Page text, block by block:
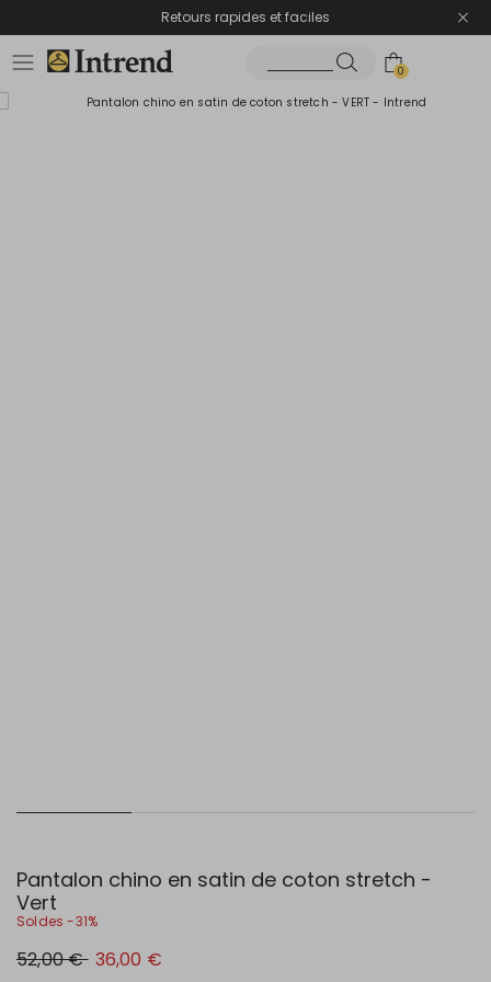
Retours rapides et faciles
0
Pantalon chino en satin de coton stretch -
Vert
Soldes -31%
Prix
original
52,00 € Nouveau
prix
36,00 €